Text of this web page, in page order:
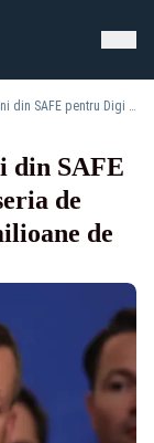
Ilie Bolojan, contract cu bani din SAFE pentru Digi România, dupa seria de interviuri: aproape 200 de milioane de euro de la Guvern
din SAFE
de
de